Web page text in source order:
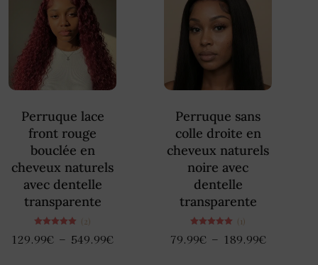
Perruque lace
front rouge
bouclée en
cheveux naturels
avec dentelle
transparente
5.00
(2)
129.99€ – 549.99€
Perruque sans
colle droite en
cheveux naturels
noire avec
dentelle
transparente
5.00
(1)
79.99€ – 189.99€